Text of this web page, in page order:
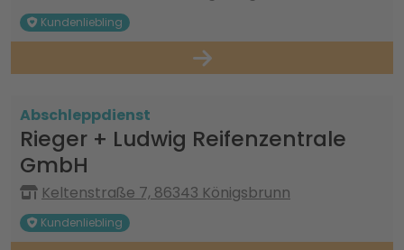
Kundenliebling
Abschleppdienst
Rieger + Ludwig Reifenzentrale
GmbH
Keltenstraße 7, 86343 Königsbrunn
Kundenliebling